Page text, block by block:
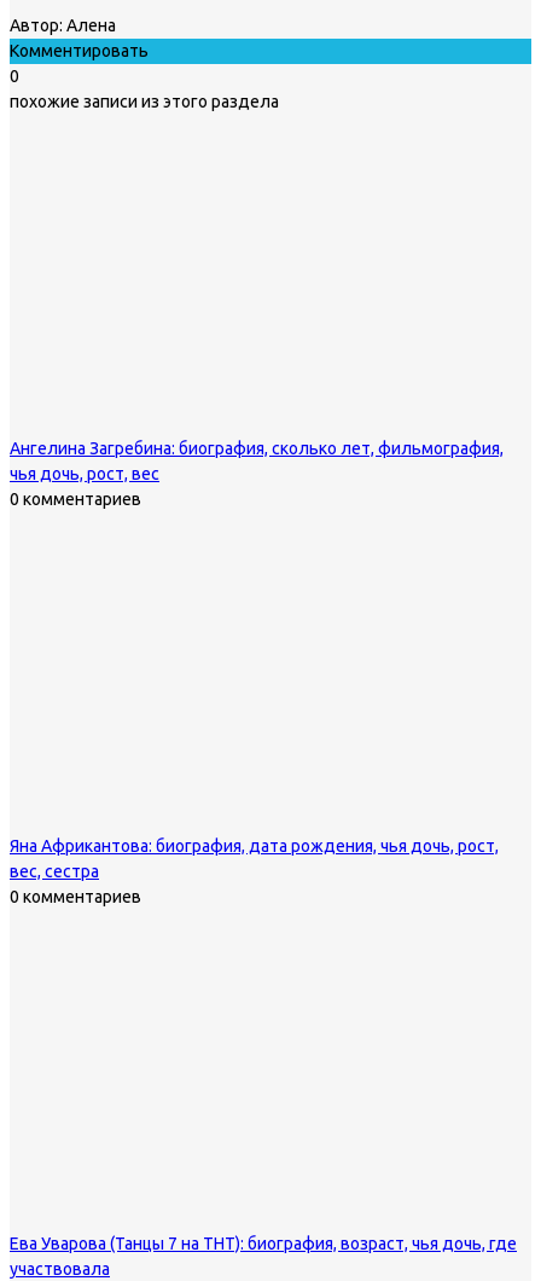
Автор: Алена
Комментировать
0
похожие записи из этого раздела
Ангелина Загребина: биография, сколько лет, фильмография,
чья дочь, рост, вес
0 комментариев
Яна Африкантова: биография, дата рождения, чья дочь, рост,
вес, сестра
0 комментариев
Ева Уварова (Танцы 7 на ТНТ): биография, возраст, чья дочь, где
участвовала